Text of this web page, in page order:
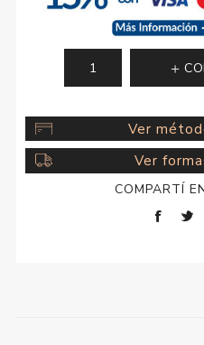
Ver
Ver
COMPARTÍ